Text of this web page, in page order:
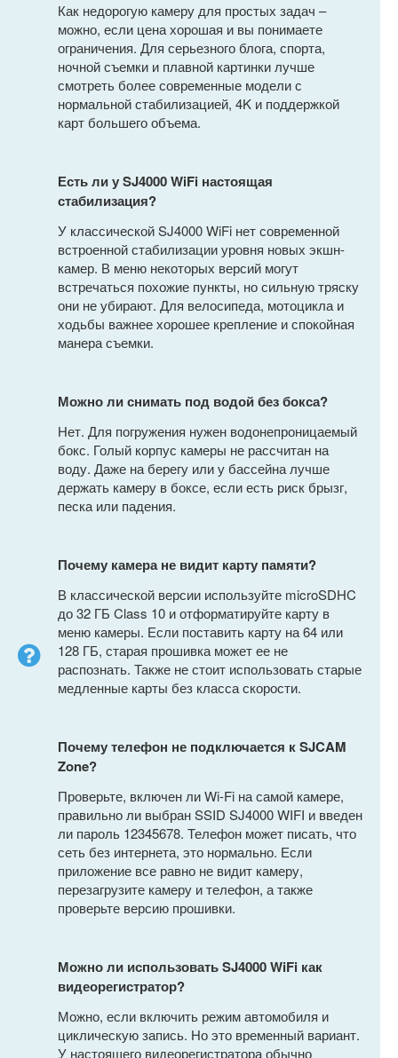
Как недорогую камеру для простых задач –
можно, если цена хорошая и вы понимаете
ограничения. Для серьезного блога, спорта,
ночной съемки и плавной картинки лучше
смотреть более современные модели с
нормальной стабилизацией, 4K и поддержкой
карт большего объема.
Есть ли у SJ4000 WiFi настоящая
стабилизация?
У классической SJ4000 WiFi нет современной
встроенной стабилизации уровня новых экшн-
камер. В меню некоторых версий могут
встречаться похожие пункты, но сильную тряску
они не убирают. Для велосипеда, мотоцикла и
ходьбы важнее хорошее крепление и спокойная
манера съемки.
Можно ли снимать под водой без бокса?
Нет. Для погружения нужен водонепроницаемый
бокс. Голый корпус камеры не рассчитан на
воду. Даже на берегу или у бассейна лучше
держать камеру в боксе, если есть риск брызг,
песка или падения.
Почему камера не видит карту памяти?
В классической версии используйте microSDHC
до 32 ГБ Class 10 и отформатируйте карту в
меню камеры. Если поставить карту на 64 или
128 ГБ, старая прошивка может ее не
распознать. Также не стоит использовать старые
медленные карты без класса скорости.
Почему телефон не подключается к SJCAM
Zone?
Проверьте, включен ли Wi-Fi на самой камере,
правильно ли выбран SSID SJ4000 WIFI и введен
ли пароль 12345678. Телефон может писать, что
сеть без интернета, это нормально. Если
приложение все равно не видит камеру,
перезагрузите камеру и телефон, а также
проверьте версию прошивки.
Можно ли использовать SJ4000 WiFi как
видеорегистратор?
Можно, если включить режим автомобиля и
циклическую запись. Но это временный вариант.
У настоящего видеорегистратора обычно